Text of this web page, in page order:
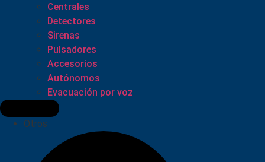
Centrales
Detectores
Sirenas
Pulsadores
Accesorios
Autónomos
Evacuación por voz
Otros